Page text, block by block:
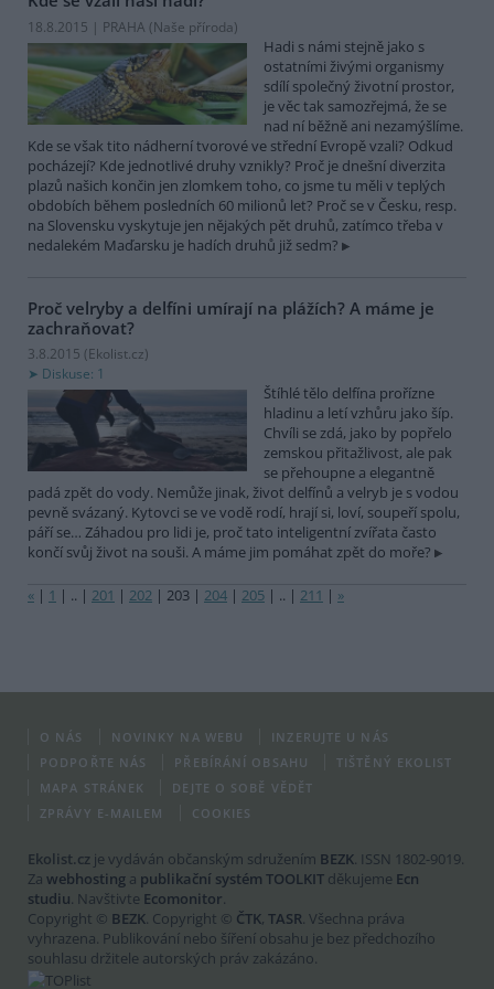
18.8.2015 | PRAHA (Naše příroda)
Hadi s námi stejně jako s
ostatními živými organismy
sdílí společný životní prostor,
je věc tak samozřejmá, že se
nad ní běžně ani nezamýšlíme.
Kde se však tito nádherní tvorové ve střední Evropě vzali? Odkud
pocházejí? Kde jednotlivé druhy vznikly? Proč je dnešní diverzita
plazů našich končin jen zlomkem toho, co jsme tu měli v teplých
obdobích během posledních 60 milionů let? Proč se v Česku, resp.
na Slovensku vyskytuje jen nějakých pět druhů, zatímco třeba v
nedalekém Maďarsku je hadích druhů již sedm?
Proč velryby a delfíni umírají na plážích? A máme je
zachraňovat?
3.8.2015 (Ekolist.cz)
Diskuse: 1
Štíhlé tělo delfína prořízne
hladinu a letí vzhůru jako šíp.
Chvíli se zdá, jako by popřelo
zemskou přitažlivost, ale pak
se přehoupne a elegantně
padá zpět do vody. Nemůže jinak, život delfínů a velryb je s vodou
pevně svázaný. Kytovci se ve vodě rodí, hrají si, loví, soupeří spolu,
páří se… Záhadou pro lidi je, proč tato inteligentní zvířata často
končí svůj život na souši. A máme jim pomáhat zpět do moře?
« | 1 | .. | 201 | 202 | 203 | 204 | 205 | .. | 211 | »
O NÁS NOVINKY NA WEBU
INZERUJTE U NÁS
PODPOŘTE NÁS
PŘEBÍRÁNÍ OBSAHU
TIŠTĚNÝ EKOLIST
MAPA STRÁNEK
DEJTE O SOBĚ VĚDĚT
ZPRÁVY E-MAILEM
COOKIES
Ekolist.cz je vydáván občanským sdružením BEZK. ISSN 1802-9019.
Za webhosting a publikační systém TOOLKIT děkujeme Ecn
studiu. Navštivte Ecomonitor.
Copyright © BEZK. Copyright © ČTK, TASR. Všechna práva
vyhrazena. Publikování nebo šíření obsahu je bez předchozího
souhlasu držitele autorských práv zakázáno.